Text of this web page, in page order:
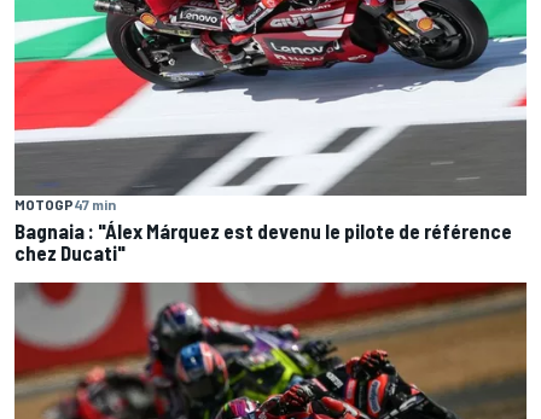
MOTOGP47 min
Bagnaia : "Álex Márquez est devenu le pilote de référence
chez Ducati"